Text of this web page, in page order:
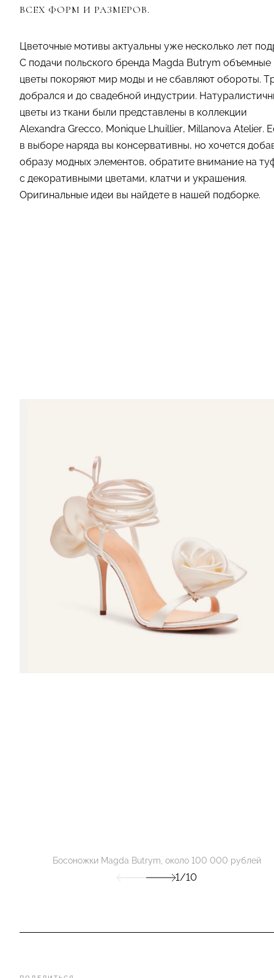
ВСЕХ ФОРМ И РАЗМЕРОВ.
Цветочные мотивы актуальны уже несколько лет
С подачи польского бренда Magda Butrym объемные
цветы покоряют мир моды и не сбавляют обороты.
добрался и до свадебной индустрии.
цветы из ткани были представлены в коллекции
Alexandra Grecco, Monique Lhuillier, Millanova Atelier.
в выборе наряда вы консервативны, но хочется
образу модных элементов, обратите внимание на
с декоративными цветами, клатчи и украшения.
Оригинальные идеи вы найдете в нашей подборке.
Босоножки Magda Butrym, около 100 000 рублей
1/10